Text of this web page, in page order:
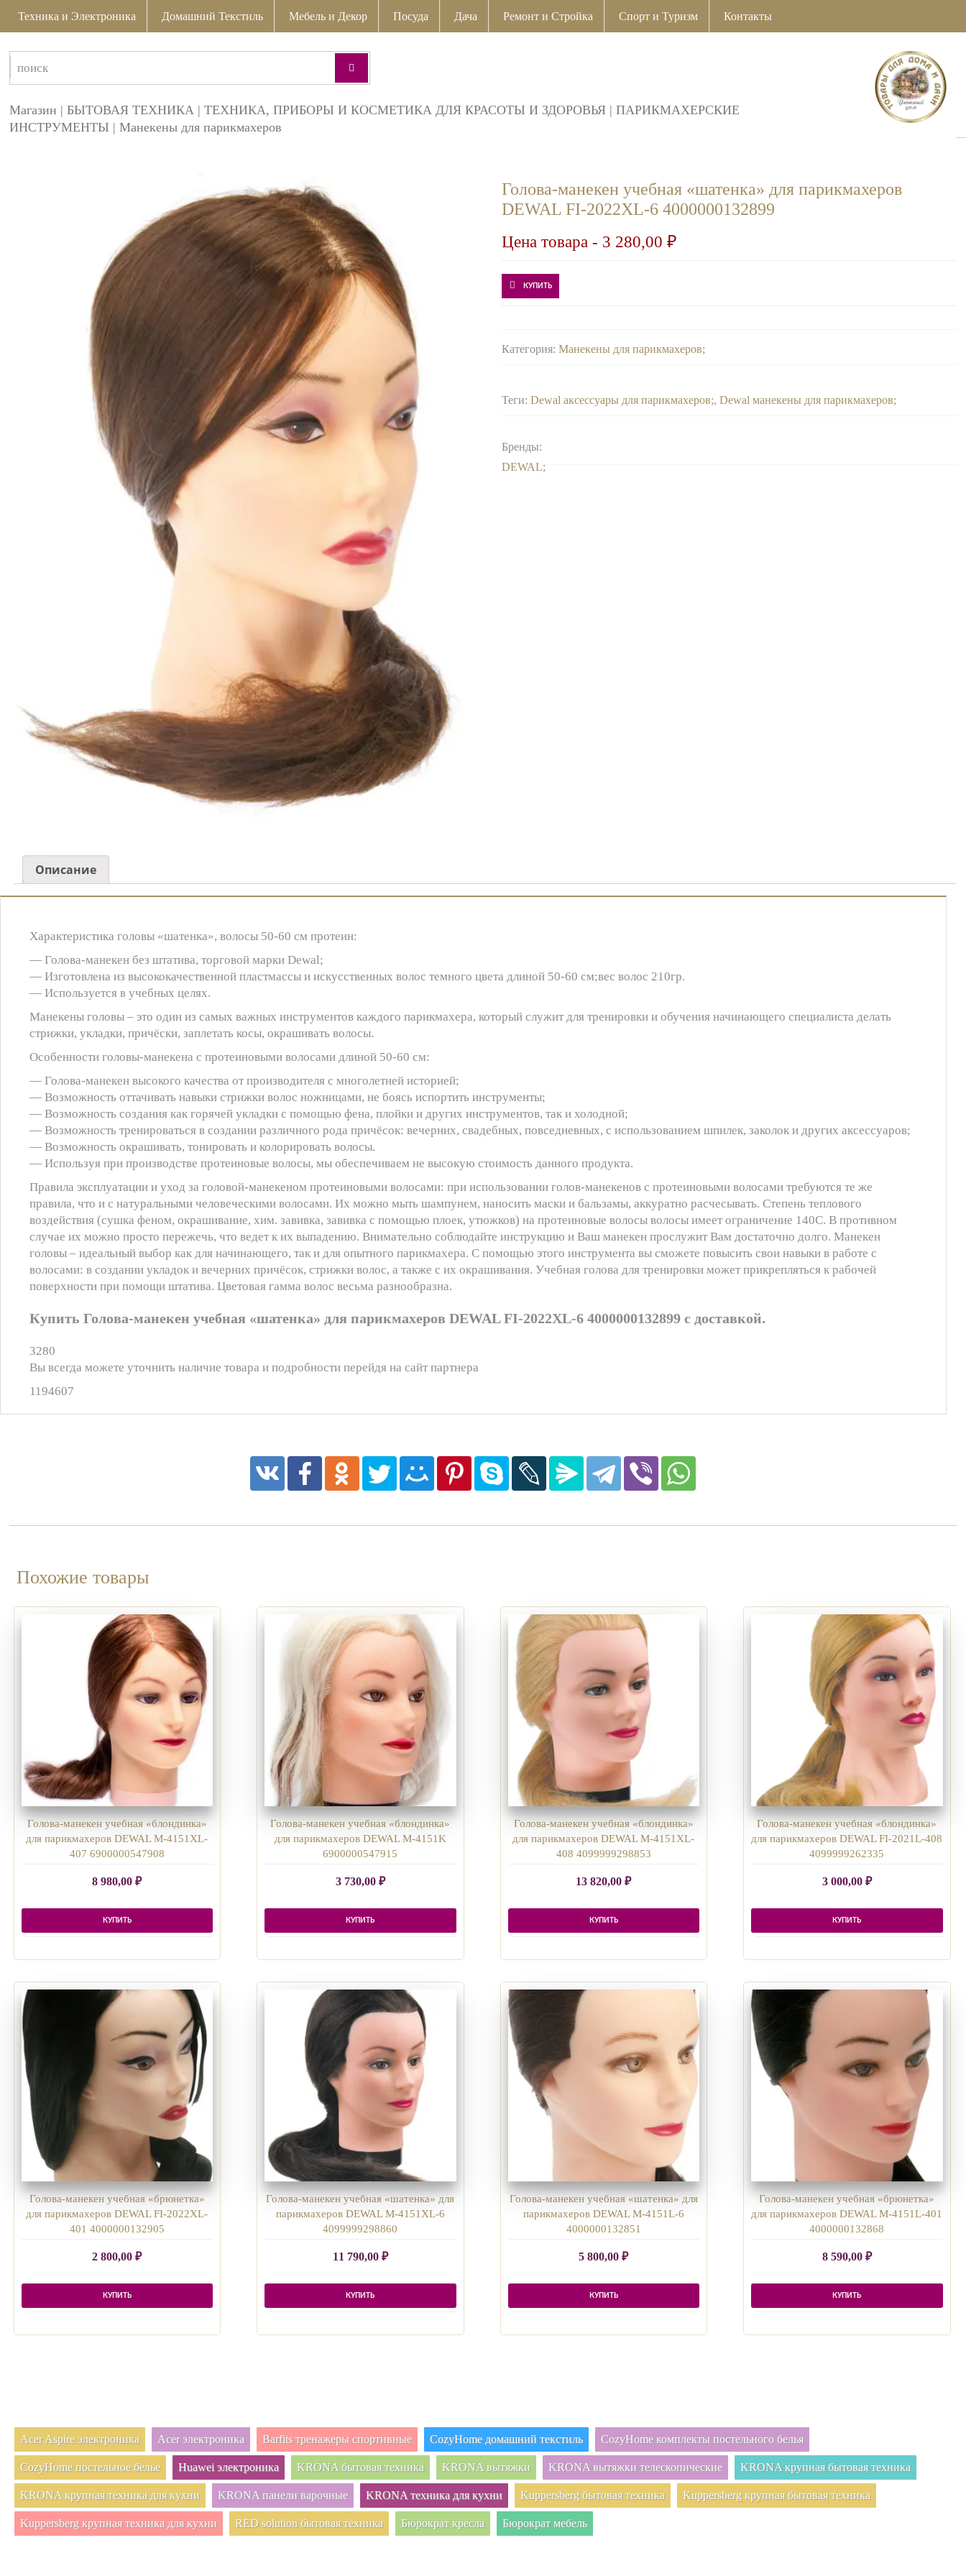
Техника и Электроника Домашний Текстиль Мебель и Декор Посуда Дача Ремонт и Стройка Спорт и Туризм Контакты
Магазин |БЫТОВАЯ ТЕХНИКА |ТЕХНИКА, ПРИБОРЫ И КОСМЕТИКА ДЛЯ КРАСОТЫ И ЗДОРОВЬЯ |ПАРИКМАХЕРСКИЕ
ИНСТРУМЕНТЫ |Манекены для парикмахеров
Голова-манекен учебная «шатенка» для парикмахеров
DEWAL FI-2022XL-6 4000000132899
Цена товара - 3 280,00₽
КУПИТЬ
Категория:Манекены для парикмахеров
Теги:Dewal аксессуары для парикмахеров ,Dewal манекены для парикмахеров
Бренды:
DEWAL
Описание
Характеристика головы «шатенка», волосы 50-60 см протеин:
— Голова-манекен без штатива, торговой марки Dewal;
— Изготовлена из высококачественной пластмассы и искусственных волос темного цвета длиной 50-60 см;вес волос 210гр.
— Используется в учебных целях.
Манекены головы – это один из самых важных инструментов каждого парикмахера, который служит для тренировки и обучения начинающего специалиста делать
стрижки, укладки, причёски, заплетать косы, окрашивать волосы.
Особенности головы-манекена с протеиновыми волосами длиной 50-60 см:
— Голова-манекен высокого качества от производителя с многолетней историей;
— Возможность оттачивать навыки стрижки волос ножницами, не боясь испортить инструменты;
— Возможность создания как горячей укладки с помощью фена, плойки и других инструментов, так и холодной;
— Возможность тренироваться в создании различного рода причёсок: вечерних, свадебных, повседневных, с использованием шпилек, заколок и других аксессуаров;
— Возможность окрашивать, тонировать и колорировать волосы.
— Используя при производстве протеиновые волосы, мы обеспечиваем не высокую стоимость данного продукта.
Правила эксплуатации и уход за головой-манекеном протеиновыми волосами: при использовании голов-манекенов с протеиновыми волосами требуются те же
правила, что и с натуральными человеческими волосами. Их можно мыть шампунем, наносить маски и бальзамы, аккуратно расчесывать. Степень теплового
воздействия (сушка феном, окрашивание, хим. завивка, завивка с помощью плоек, утюжков) на протеиновые волосы волосы имеет ограничение 140C. В противном
случае их можно просто пережечь, что ведет к их выпадению. Внимательно соблюдайте инструкцию и Ваш манекен прослужит Вам достаточно долго. Манекен
головы – идеальный выбор как для начинающего, так и для опытного парикмахера. С помощью этого инструмента вы сможете повысить свои навыки в работе с
волосами: в создании укладок и вечерних причёсок, стрижки волос, а также с их окрашивания. Учебная голова для тренировки может прикрепляться к рабочей
поверхности при помощи штатива. Цветовая гамма волос весьма разнообразна.
Купить Голова-манекен учебная «шатенка» для парикмахеров DEWAL FI-2022XL-6 4000000132899 с доставкой.
3280
Вы всегда можете уточнить наличие товара и подробности перейдя на сайт партнера
1194607
Похожие товары
Голова-манекен учебная «блондинка»
для парикмахеров DEWAL M-4151XL-
407 6900000547908
8 980,00₽
КУПИТЬ
Голова-манекен учебная «блондинка»
для парикмахеров DEWAL M-4151K
6900000547915
3 730,00 ₽
КУПИТЬ
Голова-манекен учебная «блондинка»
для парикмахеров DEWAL M-4151XL-
408 4099999298853
13 820,00₽
КУПИТЬ
Голова-манекен учебная «блондинка»
для парикмахеров DEWAL FI-2021L-408
4099999262335
3 000,00 ₽
КУПИТЬ
Голова-манекен учебная «брюнетка»
для парикмахеров DEWAL FI-2022XL-
401 4000000132905
2 800,00₽
КУПИТЬ
Голова-манекен учебная «шатенка» для
парикмахеров DEWAL M-4151XL-6
4099999298860
11 790,00 ₽
КУПИТЬ
Голова-манекен учебная «шатенка» для
парикмахеров DEWAL M-4151L-6
4000000132851
5 800,00₽
КУПИТЬ
Голова-манекен учебная «брюнетка»
для парикмахеров DEWAL M-4151L-401
4000000132868
8 590,00 ₽
КУПИТЬ
Acer Aspire электроника Acer электроника Barfits тренажеры спортивные CozyHome домашний текстиль CozyHome комплекты постельного белья
CozyHome постельное белье Huawei электроника KRONA бытовая техника KRONA вытяжки KRONA вытяжки телескопические KRONA крупная бытовая техника
KRONA крупная техника для кухни KRONA панели варочные KRONA техника для кухни Kuppersberg бытовая техника Kuppersberg крупная бытовая техника
Kuppersberg крупная техника для кухни RED solution бытовая техника Бюрократ кресла Бюрократ мебель